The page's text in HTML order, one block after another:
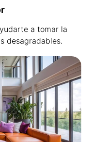
a tomar la
desagradables.